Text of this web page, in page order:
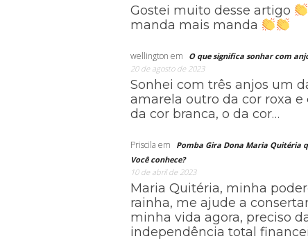
Gostei muito desse artigo
manda mais manda
wellington em
O que significa sonhar com
20 de agosto de 2023
Sonhei com três anjos um
amarela outro da cor roxa e
da cor branca, o da cor…
Priscila em
Pomba Gira Dona Maria Quitéria
Você conhece?
10 de abril de 2023
Maria Quitéria, minha
rainha, me ajude a
minha vida agora, preciso
independência total